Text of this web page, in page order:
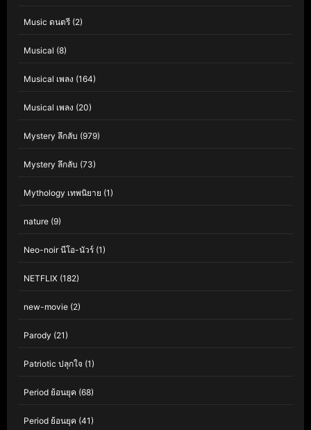
Music ดนตรี (2)
Musical (8)
Musical เพลง (164)
Musical เพลง (20)
Mystery ลึกลับ (979)
Mystery ลึกลับ (73)
Mythology เทพนิยาย (1)
nature (9)
Neo-noir นีโอ-นัวร์ (1)
NETFLIX (182)
new-movie (2)
Parody (21)
Patriotic ปลุกใจ (1)
Period ย้อนยุค (68)
Period ย้อนยุค (41)